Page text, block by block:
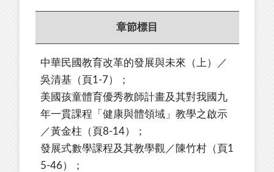
章節標目
中華民國教育改革的發展與未來（上）／
吳清基（頁1-7）；
美國孩童體育優秀教師計畫及其對我國九
年一貫課程「健康與體領域」教學之啟示
／黃金柱（頁8-14）；
發展式數學課程及其教學觀／陳竹村（頁1
5-46）；